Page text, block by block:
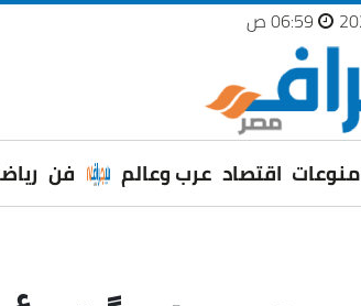
منوعات اقتصاد عرب وعالم فن